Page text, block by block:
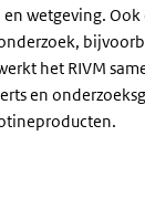
wetgeving. Ook
het RIVM
en